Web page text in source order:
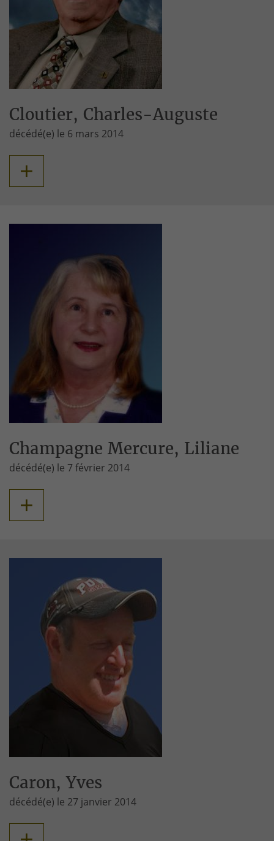
Cloutier, Charles-Auguste
décédé(e) le 6 mars 2014
+
Champagne Mercure, Liliane
décédé(e) le 7 février 2014
+
Caron, Yves
décédé(e) le 27 janvier 2014